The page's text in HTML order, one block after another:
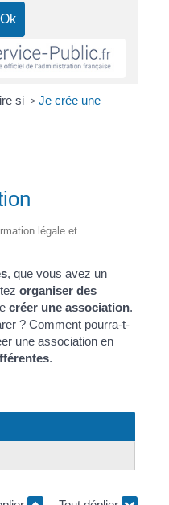
si > Je crée une
légale et
, que vous avez un
organiser des
créer une association.
? Comment pourra-t-
une association en
.